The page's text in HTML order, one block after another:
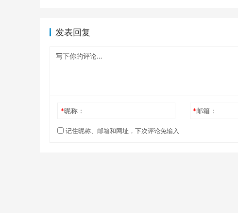
发表回复
*昵称： *邮箱：
记住昵称、邮箱和网址，下次评论免输入